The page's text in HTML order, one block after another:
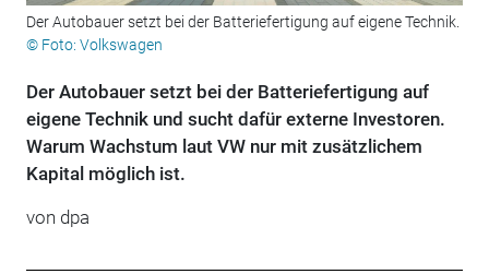
Der Autobauer setzt bei der Batteriefertigung auf eigene Technik.
© Foto: Volkswagen
Der Autobauer setzt bei der Batteriefertigung auf
eigene Technik und sucht dafür externe Investoren.
Warum Wachstum laut VW nur mit zusätzlichem
Kapital möglich ist.
von dpa